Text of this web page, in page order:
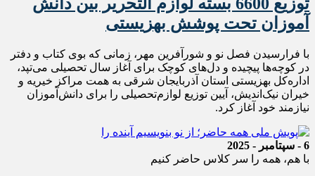
آموزان تحت پوشش بهزیستی
با فرارسیدن فصل نو و شورآفرین مهر، زمانی که بوی کتاب و دفتر
در کوچه‌ها پیچیده و دل‌های کوچک برای آغاز سال تحصیلی می‌تپد،
اداره‌کل بهزیستی استان آذربایجان شرقی به همت مراکز خیریه و
خیران نیک‌اندیش، آیین توزیع لوازم‌تحصیلی را برای دانش‌آموزان
نیازمند خود آغاز کرد.
6 - سپتامبر - 2025
با هم، همه را سر کلاس حاضر کنیم